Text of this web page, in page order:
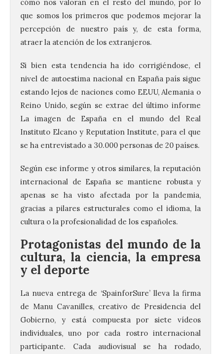
cómo nos valoran en el resto del mundo, por lo
que somos los primeros que podemos mejorar la
percepción de nuestro país y, de esta forma,
atraer la atención de los extranjeros.
Si bien esta tendencia ha ido corrigiéndose, el
nivel de autoestima nacional en España país sigue
estando lejos de naciones como EEUU, Alemania o
Reino Unido, según se extrae del último informe
La imagen de España en el mundo del Real
Instituto Elcano y Reputation Institute, para el que
se ha entrevistado a 30.000 personas de 20 países.
Según ese informe y otros similares, la reputación
internacional de España se mantiene robusta y
apenas se ha visto afectada por la pandemia,
gracias a pilares estructurales como el idioma, la
cultura o la profesionalidad de los españoles.
Protagonistas del mundo de la
cultura, la ciencia, la empresa
y el deporte
La nueva entrega de ‘SpainforSure’ lleva la firma
de Manu Cavanilles, creativo de Presidencia del
Gobierno, y está compuesta por siete vídeos
individuales, uno por cada rostro internacional
participante. Cada audiovisual se ha rodado,